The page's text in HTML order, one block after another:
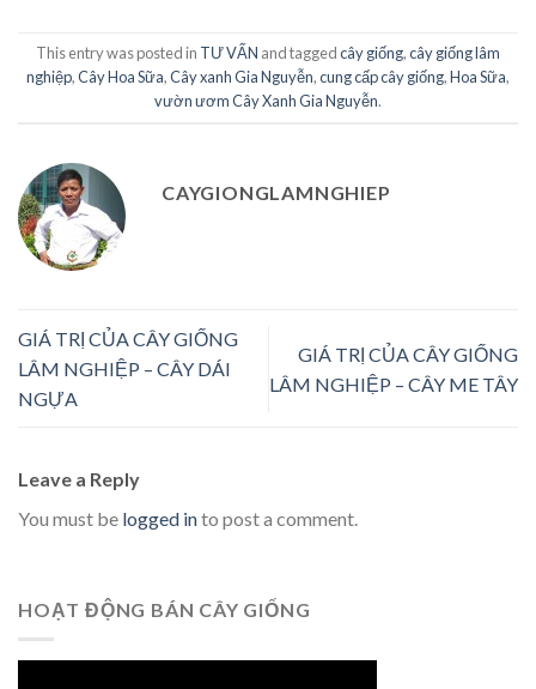
This entry was posted in TƯ VẤN and taggedcây giống,cây giống lâm
nghiệp,Cây Hoa Sữa,Cây xanh Gia Nguyễn,cung cấp cây giống,Hoa Sữa,
vườn ươm Cây Xanh Gia Nguyễn.
CAYGIONGLAMNGHIEP
GIÁ TRỊ CỦA CÂY GIỐNG
LÂM NGHIỆP – CÂY DÁI
NGỰA
GIÁ TRỊ CỦA CÂY GIỐNG
LÂM NGHIỆP – CÂY ME TÂY
Leave a Reply
You must be logged into post a comment.
HOẠT ĐỘNG BÁN CÂY GIỐNG